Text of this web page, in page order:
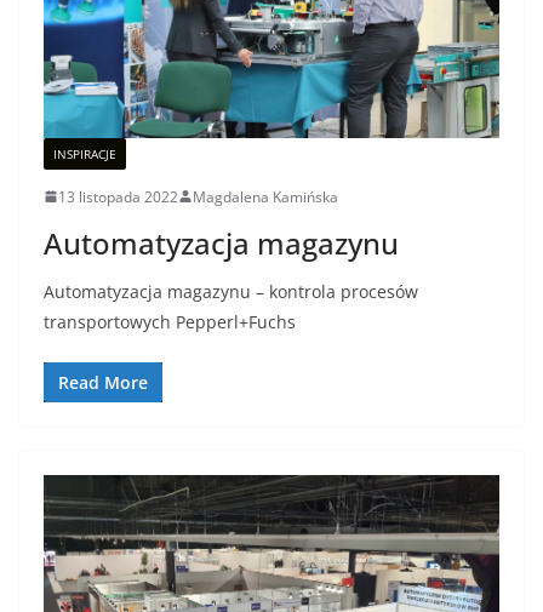
INSPIRACJE
13 listopada 2022 Magdalena Kamińska
Automatyzacja magazynu
Automatyzacja magazynu – kontrola procesów
transportowych Pepperl+Fuchs
Read More